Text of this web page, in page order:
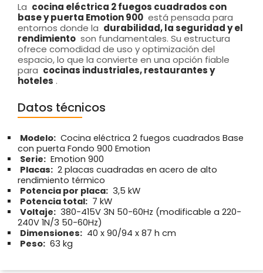
La cocina eléctrica 2 fuegos cuadrados con
base y puerta Emotion 900 está pensada para
entornos donde la durabilidad, la seguridad y el
rendimiento son fundamentales. Su estructura
ofrece comodidad de uso y optimización del
espacio, lo que la convierte en una opción fiable
para cocinas industriales, restaurantes y
hoteles .
Datos técnicos
Modelo: Cocina eléctrica 2 fuegos cuadrados Base
con puerta Fondo 900 Emotion
Serie: Emotion 900
Placas: 2 placas cuadradas en acero de alto
rendimiento térmico
Potencia por placa: 3,5 kW
Potencia total: 7 kW
Voltaje: 380-415V 3N 50-60Hz (modificable a 220-
240V 1N/3 50-60Hz)
Dimensiones: 40 x 90/94 x 87 h cm
Peso: 63 kg